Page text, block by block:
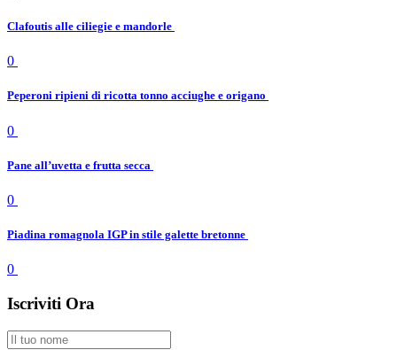
Clafoutis alle ciliegie e mandorle
0
Peperoni ripieni di ricotta tonno acciughe e origano
0
Pane all’uvetta e frutta secca
0
Piadina romagnola IGP in stile galette bretonne
0
Iscriviti Ora